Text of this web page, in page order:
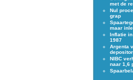
met de
Nul
grap
maar
Inflatie
1987
Argenta
NIBC
naar 1,6